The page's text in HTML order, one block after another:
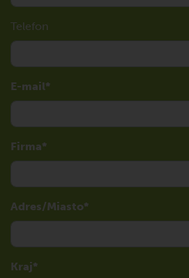
Telefon
E-mail
Firma
Adres/Miasto
Kraj